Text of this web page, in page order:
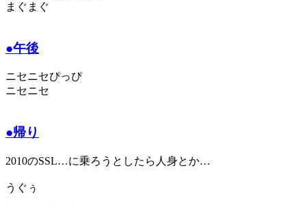
まぐまぐ
●午後
ニセニセぴっぴ
ニセニセ
●帰り
2010のSSL…に乗ろうとしたら人身とか…
うぐぅ